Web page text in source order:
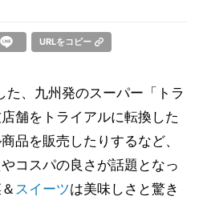
URLをコピー
、九州発のスーパー「トラ
舗をトライアルに転換した
品を販売したりするなど、
コスパの良さが話題となっ
スイーツは美味しさと驚き